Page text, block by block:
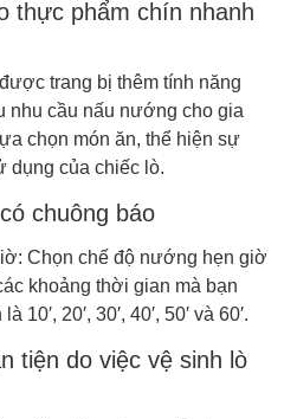
thực phẩm chín nhanh
trang bị thêm tính năng
nhu cầu nấu nướng cho gia
chọn món ăn, thể hiện sự
dụng của chiếc lò.
chuông báo
Chọn chế độ nướng hẹn giờ
khoảng thời gian mà bạn
20′, 30′, 40′, 50′ và 60′.
tiện do việc vệ sinh lò